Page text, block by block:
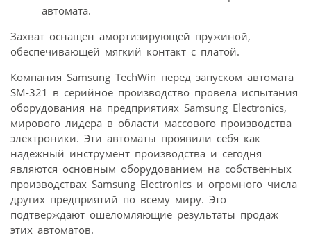
автомата.
Захват оснащен амортизирующей пружиной,
обеспечивающей мягкий контакт с платой.
Компания Samsung TechWin перед запуском автомата
SM-321 в серийное производство провела испытания
оборудования на предприятиях Samsung Electronics,
мирового лидера в области массового производства
электроники. Эти автоматы проявили себя как
надежный инструмент производства и сегодня
являются основным оборудованием на собственных
производствах Samsung Electronics и огромного числа
других предприятий по всему миру. Это
подтверждают ошеломляющие результаты продаж
этих автоматов.